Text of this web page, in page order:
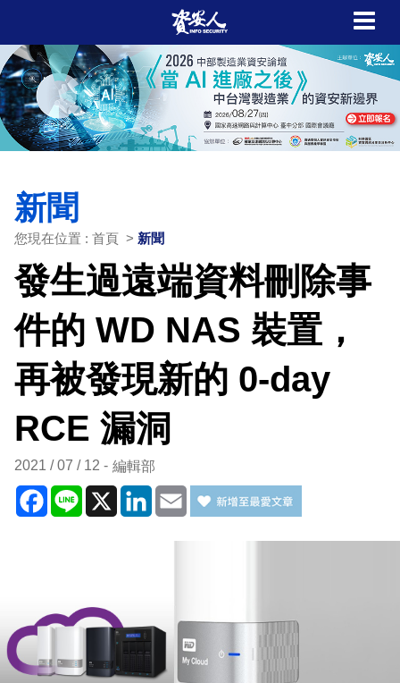
新聞
您現在位置 : 首頁 > 新聞
發生過遠端資料刪除事
件的 WD NAS 裝置，
再被發現新的 0-day
RCE 漏洞
2021 / 07 / 12 編輯部
Facebook
Line X LinkedIn
Email